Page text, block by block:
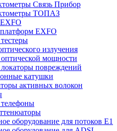
Связь Прибор
ТОПАЗ
EXFO
излучения
мощности
повреждений
катушки
активных волокон
оборудование для потоков Е1